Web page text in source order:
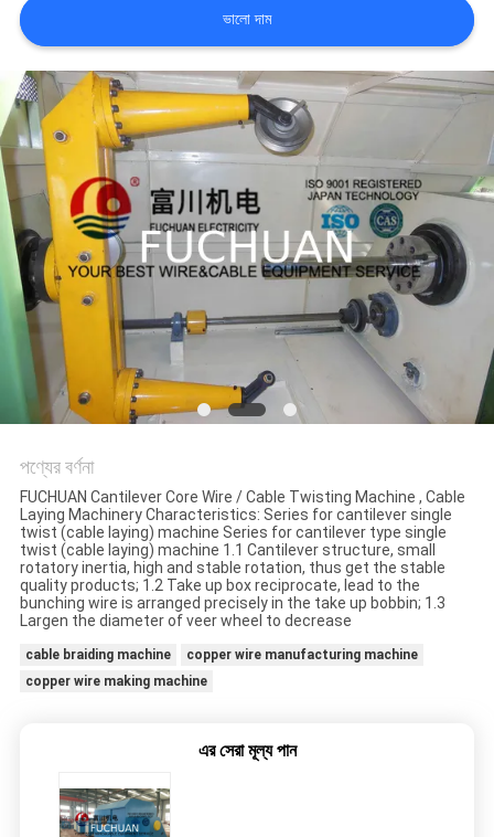
আমাদের
সাথে
যোগাযোগ
খবর
মামলা
সাইট
ম্যাপ
PRIVACY
POLICY
ভালো দাম
পণ্যের বর্ণনা
FUCHUAN Cantilever Core Wire / Cable Twisting Machine , Cable
Laying Machinery Characteristics: Series for cantilever single
twist (cable laying) machine Series for cantilever type single
twist (cable laying) machine 1.1 Cantilever structure, small
rotatory inertia, high and stable rotation, thus get the stable
quality products; 1.2 Take up box reciprocate, lead to the
bunching wire is arranged precisely in the take up bobbin; 1.3
Largen the diameter of veer wheel to decrease
cable braiding machine
copper wire manufacturing machine
copper wire making machine
এর সেরা মূল্য পান